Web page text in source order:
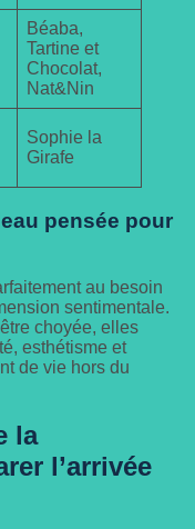
Béaba,
Tartine et
Chocolat,
Nat&Nin
Sophie la
Girafe
pensée pour
au besoin
sentimentale.
choyée, elles
esthétisme et
de vie hors du
la
l’arrivée